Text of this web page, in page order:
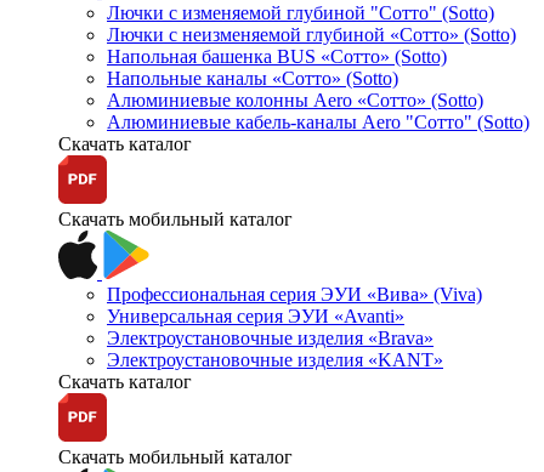
Лючки с изменяемой глубиной "Сотто" (Sotto)
Лючки с неизменяемой глубиной «Сотто» (Sotto)
Напольная башенка BUS «Сотто» (Sotto)
Напольные каналы «Сотто» (Sotto)
Алюминиевые колонны Aero «Сотто» (Sotto)
Алюминиевые кабель-каналы Aero "Сотто" (Sotto)
Скачать каталог
Скачать мобильный каталог
Профессиональная серия ЭУИ «Вива» (Viva)
Универсальная серия ЭУИ «Avanti»
Электроустановочные изделия «Brava»
Электроустановочные изделия «KANT»
Скачать каталог
Скачать мобильный каталог